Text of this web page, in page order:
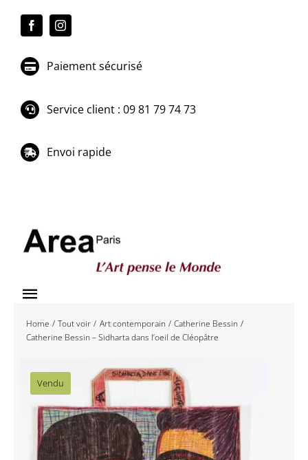
Paiement sécurisé
Service client : 09 81 79 74 73
Envoi rapide
Toggle
Navigation
Accueil
Événements
Artistes
Éditions
Home Tout voir Art contemporain
Catherine Bessin
Catherine Bessin – Sidharta dans l’oeil de Cléopâtre
Vendu